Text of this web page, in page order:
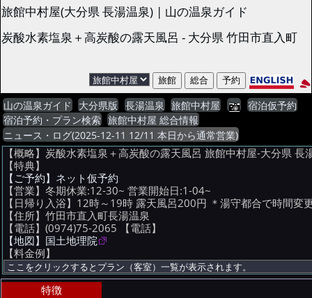
旅館中村屋(大分県 長湯温泉) | 山の温泉ガイド
炭酸水素塩泉＋高炭酸の露天風呂 - 大分県 竹田市直入町
山の温泉ガイド 大分県版 長湯温泉 旅館中村屋
宿泊仮予約
宿泊予約・プラン検索 旅館中村屋 総合情報
ニュース・ログ(2025-12-11 12/11 本日から通常営業)
【概略】炭酸水素塩泉＋高炭酸の露天風呂 旅館中村屋-大分県 長
【特典】
【ご予約】ネット仮予約
【営業】冬期休業:12-30~ 営業開始日:1-04~
【日帰り入浴】12時～19時 露天風呂200円 ＊湯守都合で時間変
【住所】竹田市直入町長湯温泉
【電話】(0974)75-2065 【電話】
【地図】国土地理院
【料金例】
特徴